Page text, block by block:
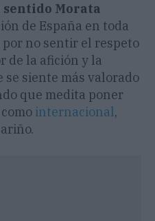
Morata
de España en toda
por no sentir el respeto
de la afición y la
se siente más valorado
que medita poner
internacional,